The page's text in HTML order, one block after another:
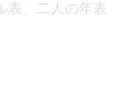
表、二人の年表